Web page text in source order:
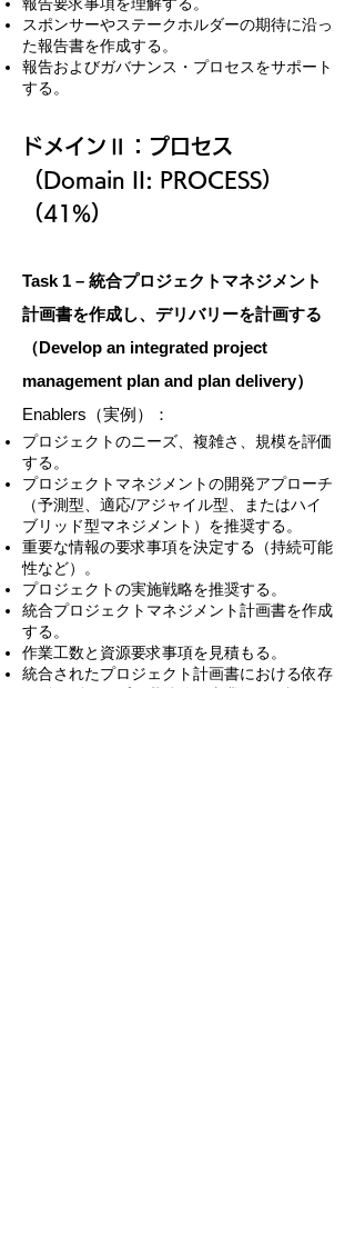
スポンサーやステークホルダーの期待に沿っ
た報告書を作成する。
報告およびガバナンス・プロセスをサポート
する。
ドメインⅡ：プロセス
（Domain II: PROCESS）
（41%）
Task 1 – 統合プロジェクトマネジメント
計画書を作成し、デリバリーを計画する
（Develop an integrated project
management plan and plan delivery）
Enablers（実例）：
プロジェクトのニーズ、複雑さ、規模を評価
する。
プロジェクトマネジメントの開発アプローチ
（予測型、適応/アジャイル型、またはハイ
ブリッド型マネジメント）を推奨する。
重要な情報の要求事項を決定する（持続可能
性など）。
プロジェクトの実施戦略を推奨する。
統合プロジェクトマネジメント計画書を作成
する。
作業工数と資源要求事項を見積もる。
統合されたプロジェクト計画書における依存